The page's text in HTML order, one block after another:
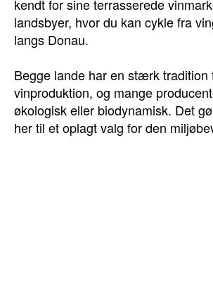
kendt for sine terrasserede
landsbyer, hvor du kan cykle fra
langs Donau.
Begge lande har en stærk
vinproduktion, og mange
økologisk eller biodynamisk. Det
her til et oplagt valg for den